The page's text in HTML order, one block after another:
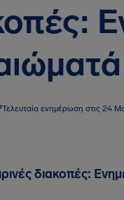
Τελευταία ενημέρωση στις 24
διακοπές: